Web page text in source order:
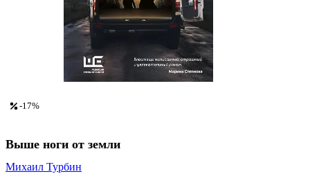
-17%
Выше ноги от земли
Михаил Турбин